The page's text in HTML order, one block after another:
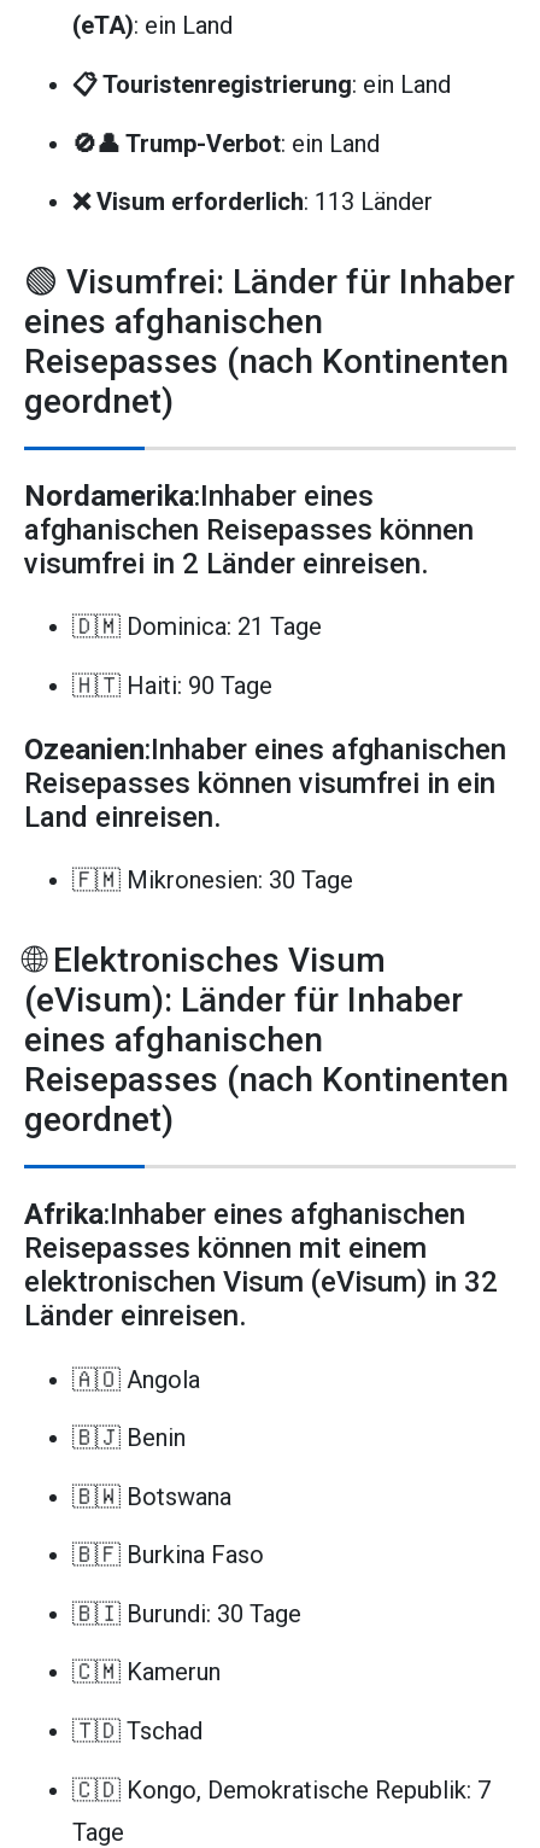
(eTA): ein Land
📋 Touristenregistrierung: ein Land
🚫👤 Trump-Verbot: ein Land
❌ Visum erforderlich: 113 Länder
🟢 Visumfrei: Länder für Inhaber
eines afghanischen
Reisepasses (nach Kontinenten
geordnet)
Nordamerika:Inhaber eines
afghanischen Reisepasses können
visumfrei in 2 Länder einreisen.
🇩🇲 Dominica: 21 Tage
🇭🇹 Haiti: 90 Tage
Ozeanien:Inhaber eines afghanischen
Reisepasses können visumfrei in ein
Land einreisen.
🇫🇲 Mikronesien: 30 Tage
🌐 Elektronisches Visum
(eVisum): Länder für Inhaber
eines afghanischen
Reisepasses (nach Kontinenten
geordnet)
Afrika:Inhaber eines afghanischen
Reisepasses können mit einem
elektronischen Visum (eVisum) in 32
Länder einreisen.
🇦🇴 Angola
🇧🇯 Benin
🇧🇼 Botswana
🇧🇫 Burkina Faso
🇧🇮 Burundi: 30 Tage
🇨🇲 Kamerun
🇹🇩 Tschad
🇨🇩 Kongo, Demokratische Republik: 7
Tage